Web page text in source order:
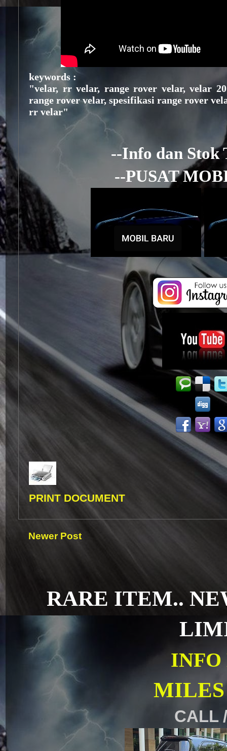
keywords :
"velar, rr velar, range rover velar, velar
range rover velar, spesifikasi range rover
rr velar"
--Info dan Stok
--PUSAT
PRINT DOCUMENT
Newer Post
RARE ITEM..
CALL